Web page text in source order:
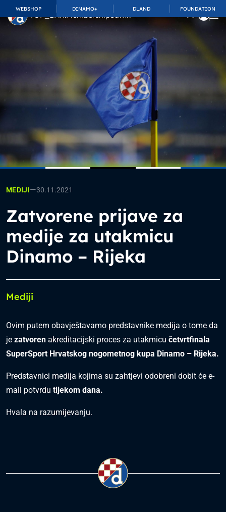
WEBSHOP DINAMO+ DLAND FOUNDATION
TOP_BAR.MembershipSuffix
MEDIJI—30.11.2021
Zatvorene prijave za
medije za utakmicu
Dinamo – Rijeka
Mediji
Ovim putem obavještavamo predstavnike medija o tome da
je zatvoren akreditacijski proces za utakmicu četvrtfinala
SuperSport Hrvatskog nogometnog kupa Dinamo – Rijeka.
Predstavnici medija kojima su zahtjevi odobreni dobit će e-
mail potvrdu tijekom dana.
Hvala na razumijevanju.